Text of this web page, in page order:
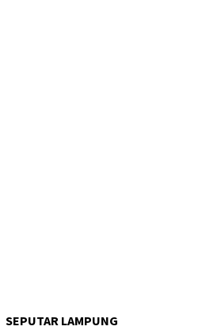
SEPUTAR LAMPUNG